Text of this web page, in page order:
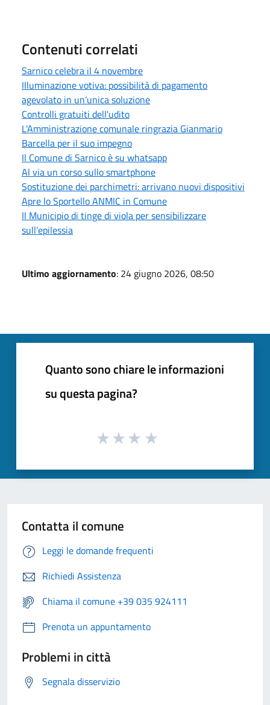
Contenuti correlati
Sarnico celebra il 4 novembre
Illuminazione votiva: possibilità di pagamento
agevolato in un’unica soluzione
Controlli gratuiti dell'udito
L'Amministrazione comunale ringrazia Gianmario
Barcella per il suo impegno
Il Comune di Sarnico è su whatsapp
Al via un corso sullo smartphone
Sostituzione dei parchimetri: arrivano nuovi dispositivi
Apre lo Sportello ANMIC in Comune
Il Municipio di tinge di viola per sensibilizzare
sull’epilessia
Ultimo aggiornamento: 24 giugno 2026, 08:50
Quanto sono chiare le informazioni
su questa pagina?
Contatta il comune
Leggi le domande frequenti
Richiedi Assistenza
Chiama il comune +39 035 924111
Prenota un appuntamento
Problemi in città
Segnala disservizio